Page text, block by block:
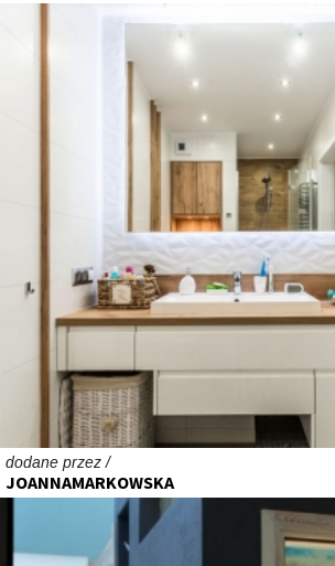
dodane przez /
JOANNAMARKOWSKA